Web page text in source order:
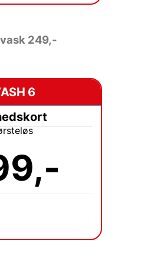
249,-
6